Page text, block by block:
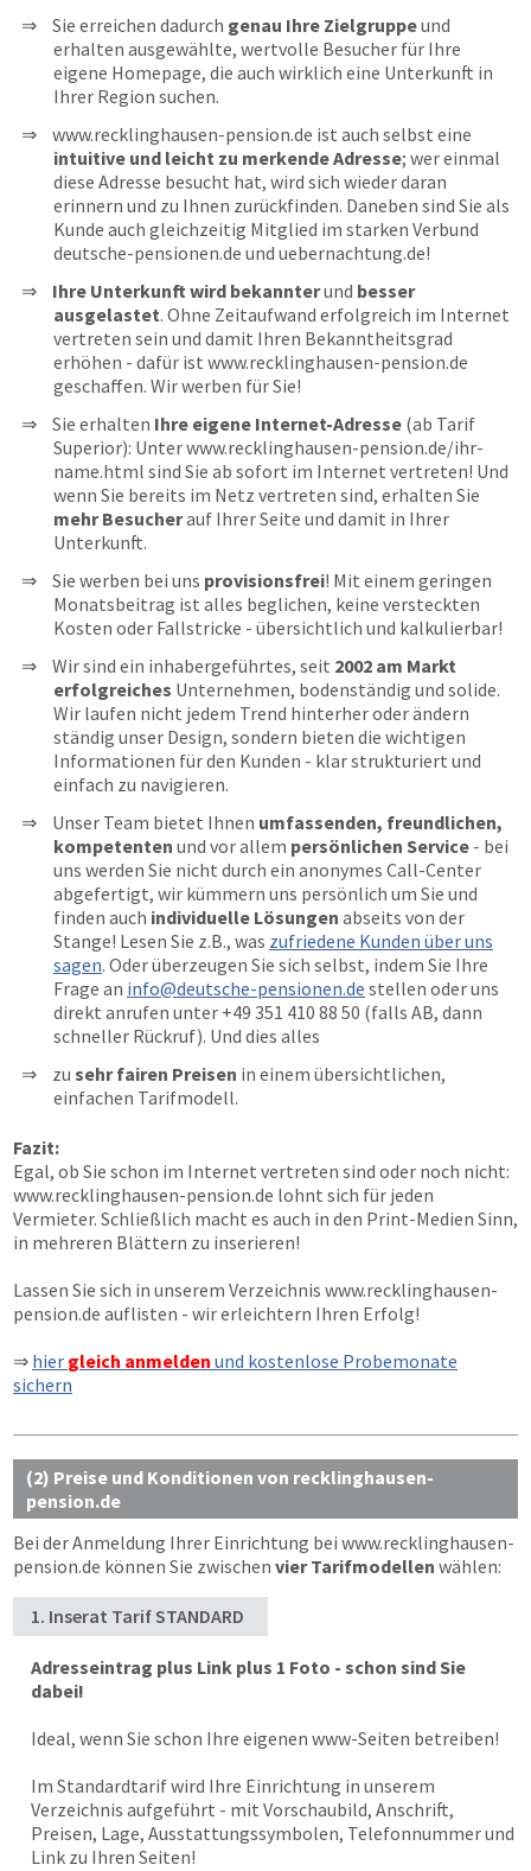
Sie erreichen dadurch genau Ihre Zielgruppeund
erhalten ausgewählte, wertvolle Besucher für Ihre
eigene Homepage, die auch wirklich eine Unterkunft in
Ihrer Region suchen.
www.recklinghausen-pension.de ist auch selbst eine
intuitive und leicht zu merkende Adresse; wer einmal
diese Adresse besucht hat, wird sich wieder daran
erinnern und zu Ihnen zurückfinden. Daneben sind Sie als
Kunde auch gleichzeitig Mitglied im starken Verbund
deutsche-pensionen.de und uebernachtung.de!
Ihre Unterkunft wird bekannterund besser
ausgelastet. Ohne Zeitaufwand erfolgreich im Internet
vertreten sein und damit Ihren Bekanntheitsgrad
erhöhen - dafür ist www.recklinghausen-pension.de
geschaffen. Wir werben für Sie!
Sie erhalten Ihre eigene Internet-Adresse (ab Tarif
Superior): Unter www.recklinghausen-pension.de/ihr-
name.html sind Sie ab sofort im Internet vertreten! Und
wenn Sie bereits im Netz vertreten sind, erhalten Sie
mehr Besucherauf Ihrer Seite und damit in Ihrer
Unterkunft.
Sie werben bei uns provisionsfrei! Mit einem geringen
Monatsbeitrag ist alles beglichen, keine versteckten
Kosten oder Fallstricke - übersichtlich und kalkulierbar!
Wir sind ein inhabergeführtes, seit 2002 am Markt
erfolgreiches Unternehmen, bodenständig und solide.
Wir laufen nicht jedem Trend hinterher oder ändern
ständig unser Design, sondern bieten die wichtigen
Informationen für den Kunden - klar strukturiert und
einfach zu navigieren.
Unser Team bietet Ihnen umfassenden, freundlichen,
kompetenten und vor allem persönlichen Service - bei
uns werden Sie nicht durch ein anonymes Call-Center
abgefertigt, wir kümmern uns persönlich um Sie und
finden auch individuelle Lösungen abseits von der
Stange! Lesen Sie z.B., was zufriedene Kunden über uns
sagen. Oder überzeugen Sie sich selbst, indem Sie Ihre
Frage an info@deutsche-pensionen.de stellen oder uns
direkt anrufen unter +49 351 410 88 50 (falls AB, dann
schneller Rückruf). Und dies alles
zu sehr fairen Preisen in einem übersichtlichen,
einfachen Tarifmodell.
Fazit:
Egal, ob Sie schon im Internet vertreten sind oder noch nicht:
www.recklinghausen-pension.de lohnt sich für jeden
Vermieter. Schließlich macht es auch in den Print-Medien Sinn,
in mehreren Blättern zu inserieren!
Lassen Sie sich in unserem Verzeichnis www.recklinghausen-
pension.de auflisten - wir erleichtern Ihren Erfolg!
⇒ hier gleich anmelden und kostenlose Probemonate
sichern
(2) Preise und Konditionen von recklinghausen-
pension.de
Bei der Anmeldung Ihrer Einrichtung bei www.recklinghausen-
pension.de können Sie zwischen vier Tarifmodellen wählen:
1. Inserat Tarif STANDARD
Adresseintrag plus Link plus 1 Foto - schon sind Sie
dabei!
Ideal, wenn Sie schon Ihre eigenen www-Seiten betreiben!
Im Standardtarif wird Ihre Einrichtung in unserem
Verzeichnis aufgeführt - mit Vorschaubild, Anschrift,
Preisen, Lage, Ausstattungssymbolen, Telefonnummer und
Link zu Ihren Seiten!